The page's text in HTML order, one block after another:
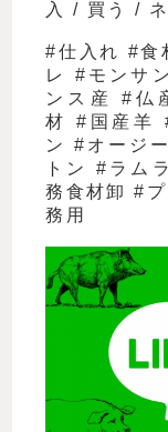
入
/ 買う /
#仕入れ #食
レ
# モンサ
ンス産
# 仏
材
# 国産羊
ン
# オージ
トン
# ラム
務食材卸 #
務用